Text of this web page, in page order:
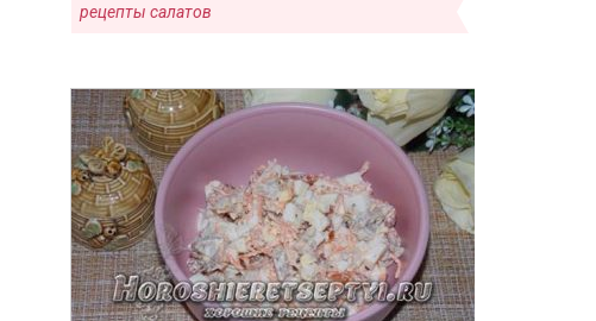
рецепты салатов